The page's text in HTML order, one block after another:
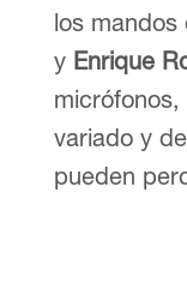
los mandos
yEnrique
variado y
pueden